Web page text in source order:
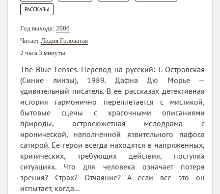
РАССКАЗЫ
Год выхода: 2006
Читает Лидия Головатая
2 часа 3 минуты
The Blue Lenses. Перевод на русский: Г. Островская
(Синие линзы), 1989. Дафна Дю Морье —
удивительный писатель. В ее рассказах детективная
история гармонично переплетается с мистикой,
бытовые сцены с красочными описаниями
природы, остросюжетная мелодрама с
иронической, наполненной язвительного пафоса
сатирой. Ее герои всегда находятся в напряженных,
критических, требующих действия, поступка
ситуациях. Что для человека означает потеря
зрения? Страх? Отчаяние? А если все это он
испытает, когда...